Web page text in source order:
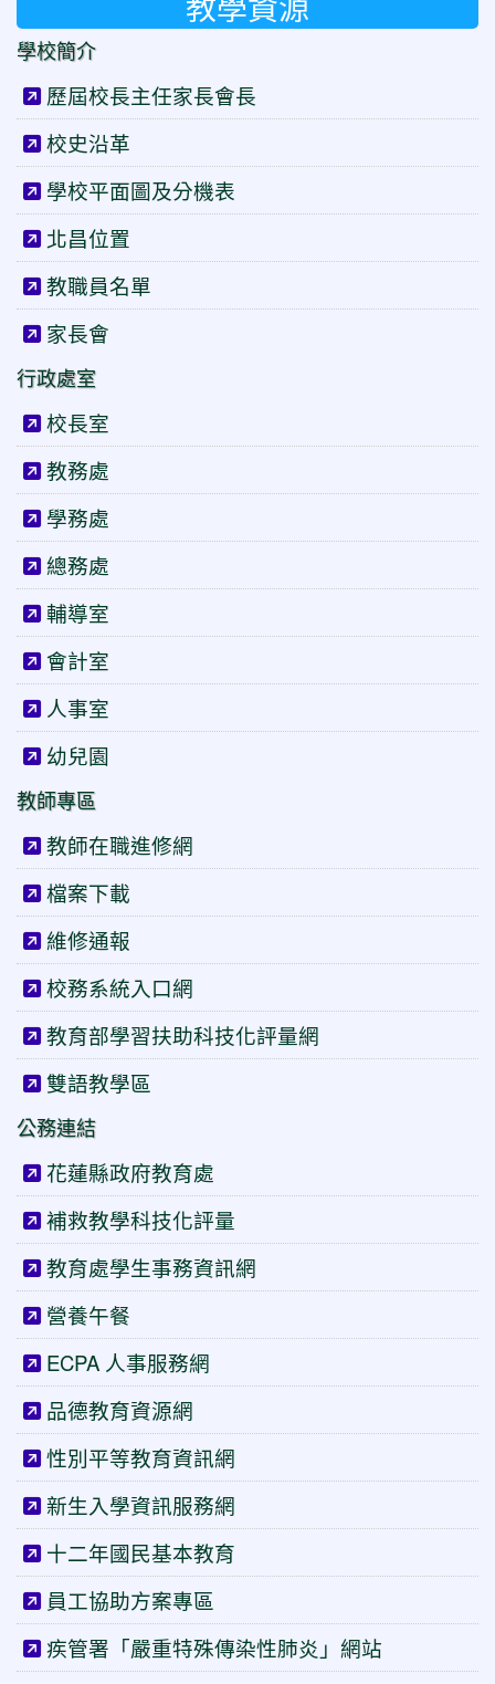
學校簡介
歷屆校長主任家長會長
校史沿革
學校平面圖及分機表
北昌位置
教職員名單
家長會
行政處室
校長室
教務處
學務處
總務處
輔導室
會計室
人事室
幼兒園
教師專區
教師在職進修網
檔案下載
維修通報
校務系統入口網
教育部學習扶助科技化評量網
雙語教學區
公務連結
花蓮縣政府教育處
補救教學科技化評量
教育處學生事務資訊網
營養午餐
ECPA 人事服務網
品德教育資源網
性別平等教育資訊網
新生入學資訊服務網
十二年國民基本教育
員工協助方案專區
疾管署「嚴重特殊傳染性肺炎」網站